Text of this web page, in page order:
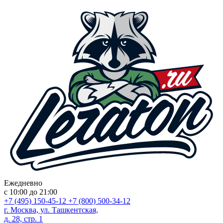
Ежедневно
с 10:00 до 21:00
+7 (495) 150-45-12 +7 (800) 500-34-12
г. Москва, ул. Ташкентская,
д. 28, стр. 1